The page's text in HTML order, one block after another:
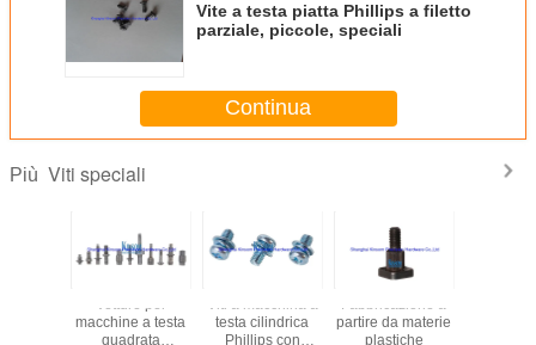
Vite a testa piatta Phillips a filetto
parziale, piccole, speciali
Continua
Più Viti speciali
Vetture per
macchine a testa
quadrata
Viti a macchina a
testa cilindrica
Phillips con
Fabbricazione a
partire da materie
plastiche